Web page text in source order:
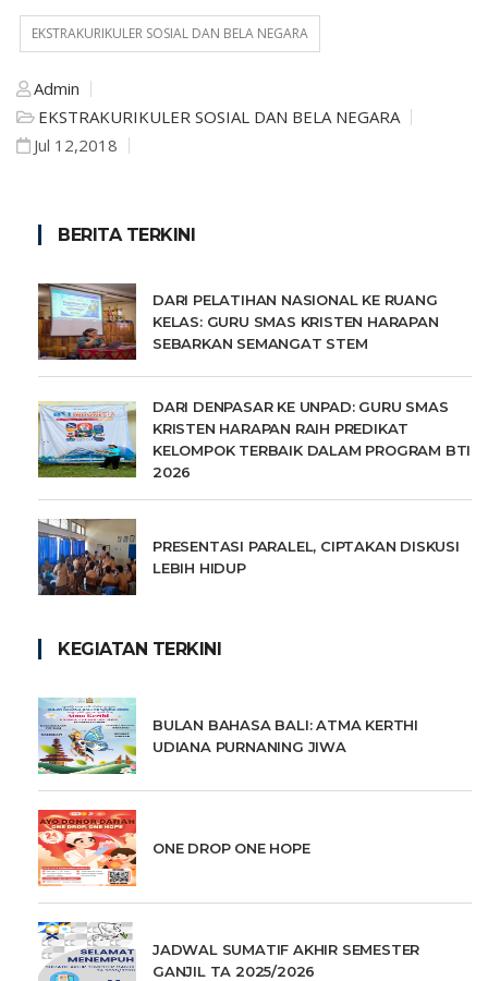
EKSTRAKURIKULER SOSIAL DAN BELA NEGARA
Admin
EKSTRAKURIKULER SOSIAL DAN BELA NEGARA
Jul 12,2018
BERITA TERKINI
DARI PELATIHAN NASIONAL KE RUANG
KELAS: GURU SMAS KRISTEN HARAPAN
SEBARKAN SEMANGAT STEM
DARI DENPASAR KE UNPAD: GURU SMAS
KRISTEN HARAPAN RAIH PREDIKAT
KELOMPOK TERBAIK DALAM PROGRAM BTI
2026
PRESENTASI PARALEL, CIPTAKAN DISKUSI
LEBIH HIDUP
KEGIATAN TERKINI
BULAN BAHASA BALI: ATMA KERTHI
UDIANA PURNANING JIWA
ONE DROP ONE HOPE
JADWAL SUMATIF AKHIR SEMESTER
GANJIL TA 2025/2026